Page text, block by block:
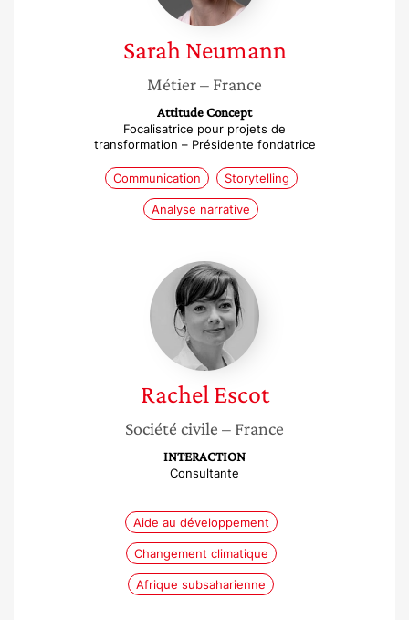
Sarah Neumann
Métier– France
Attitude Concept
Focalisatrice pour projets de
transformation – Présidente fondatrice
Communication Storytelling
Analyse narrative
Rachel
Escot
Rachel Escot
Société civile – France
INTERACTION
Consultante
Aide au développement
Changement climatique
Afrique subsaharienne